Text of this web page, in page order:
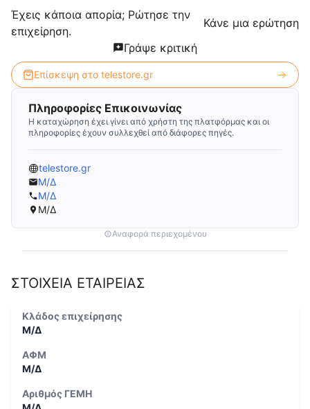
Έχεις κάποια απορία; Ρώτησε την
επιχείρηση.
Κάνε μια ερώτηση
Γράψε κριτική
Επίσκεψη στο telestore.gr
Πληροφορίες Επικοινωνίας
Η καταχώρηση έχει γίνει από χρήστη της πλατφόρμας και οι
πληροφορίες έχουν συλλεχθεί από διάφορες πηγές.
telestore.gr
Μ/Δ
Μ/Δ
Μ/Δ
Αναφορά περιεχομένου
ΣΤΟΙΧΕΙΑ ΕΤΑΙΡΕΙΑΣ
Κλάδος επιχείρησης
Μ/Δ
ΑΦΜ
Μ/Δ
Αριθμός ΓΕΜΗ